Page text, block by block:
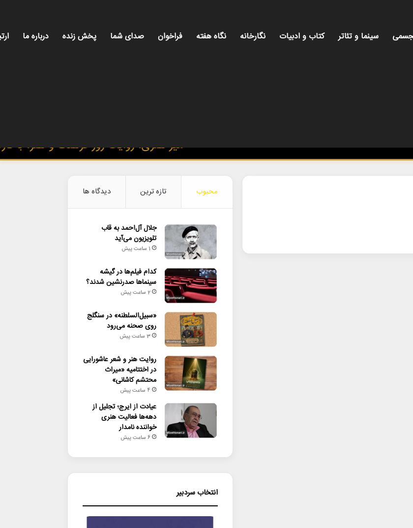
سینما و تئاتر کتاب و ادبیات نگارخانه نگاه هفته فراخوان صدای شما پخش زنده درباره ما
میز هنری، روایت روز فرهنگ و هنر، با
محبوب تازه ترین دیدگاه ها
جلال آل‌احمد به قاب
تلویزیون می‌آید
1 ساعت پیش
کدام فیلم‌ها در گیشه
سینماها صدرنشین شدند؟
2 ساعت پیش
«سبیل‌السلطنه» در سنگلج
روی صحنه می‌رود
3 ساعت پیش
روایت هنر و شعر عاشورایی
در اختتامیه «میراث
محتشم کاشانی»
4 ساعت پیش
عیادت از ایرج؛ تجلیل از
دهه‌ها فعالیت هنری
خواننده نامدار
6 ساعت پیش
انتخاب سردبیر